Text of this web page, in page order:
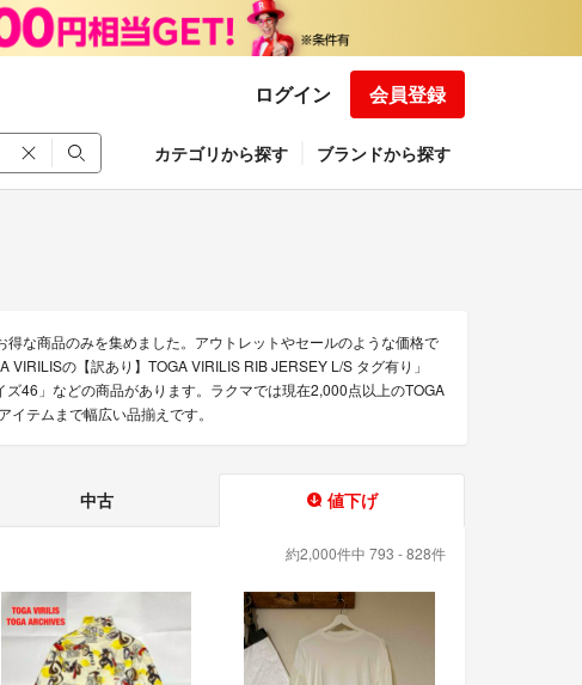
ログイン 会員登録
カテゴリから探す ブランドから探す
な商品のみを集めました。アウトレットやセールのような価格で
の【訳あり】TOGA VIRILIS RIB JERSEY L/S タグ有り」
ズ46」などの商品があります。ラクマでは現在2,000点以上のTOGA
テムまで幅広い品揃えです。
中古 値下げ
約2,000件中 793 - 828件